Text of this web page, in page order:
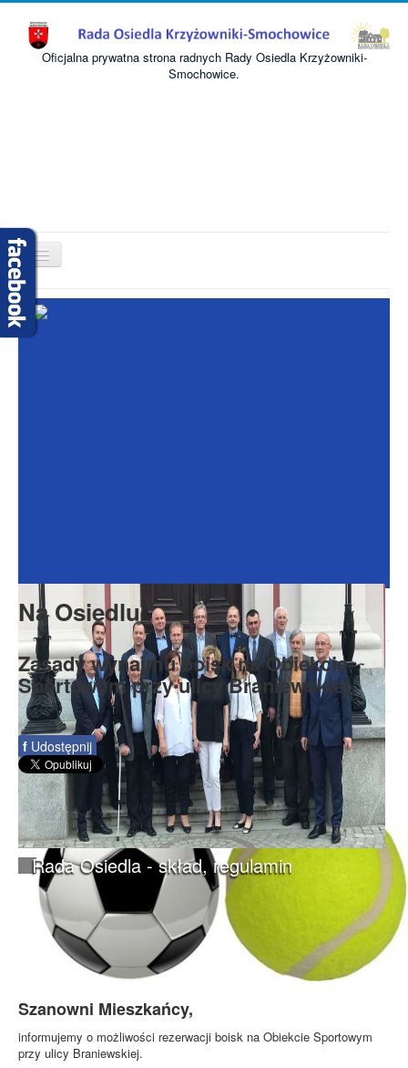
Oficjalna prywatna strona radnych Rady Osiedla Krzyżowniki-
Smochowice.
Przełącz
nawigację
Start
O nas
Rada Seniorów
Rada Osiedla - skład, regulamin
Na Osiedlu
Zasady wynajmu boisk na Obiekcie
Sportowym przy ulicy Braniewskiej
f Udostępnij
Szanowni Mieszkańcy,
informujemy o możliwości rezerwacji boisk na Obiekcie Sportowym
przy ulicy Braniewskiej.